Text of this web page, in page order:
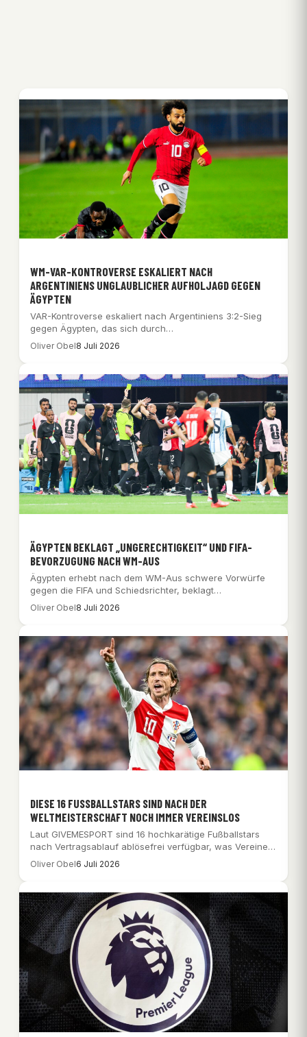
WM-VAR-KONTROVERSE ESKALIERT NACH
ARGENTINIENS UNGLAUBLICHER AUFHOLJAGD GEGEN
ÄGYPTEN
VAR-Kontroverse eskaliert nach Argentiniens 3:2-Sieg
gegen Ägypten, das sich durch
Schiedsrichterentscheidungen benachteiligt fühlt.
Oliver Obel8 Juli 2026
ÄGYPTEN BEKLAGT „UNGERECHTIGKEIT“ UND FIFA-
BEVORZUGUNG NACH WM-AUS
Ägypten erhebt nach dem WM-Aus schwere Vorwürfe
gegen die FIFA und Schiedsrichter, beklagt
Ungerechtigkeit und…
Oliver Obel8 Juli 2026
DIESE 16 FUSSBALLSTARS SIND NACH DER W
ELTMEISTERSCHAFT NOCH IMMER VEREINSLOS
Laut GIVEMESPORT sind 16 hochkarätige Fußballstars
nach Vertragsablauf ablösefrei verfügbar, was Vereinen
eine einzigartige Chance…
Oliver Obel6 Juli 2026